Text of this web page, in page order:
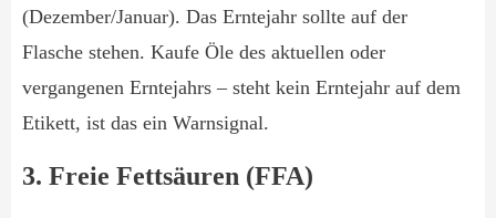
(Dezember/Januar). Das Erntejahr sollte auf der
Flasche stehen. Kaufe Öle des aktuellen oder
vergangenen Erntejahrs – steht kein Erntejahr auf dem
Etikett, ist das ein Warnsignal.
3. Freie Fettsäuren (FFA)